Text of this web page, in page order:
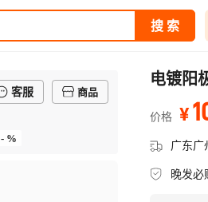
客服
商品
- %
电镀阳
价格 ¥
广东广
晚发必